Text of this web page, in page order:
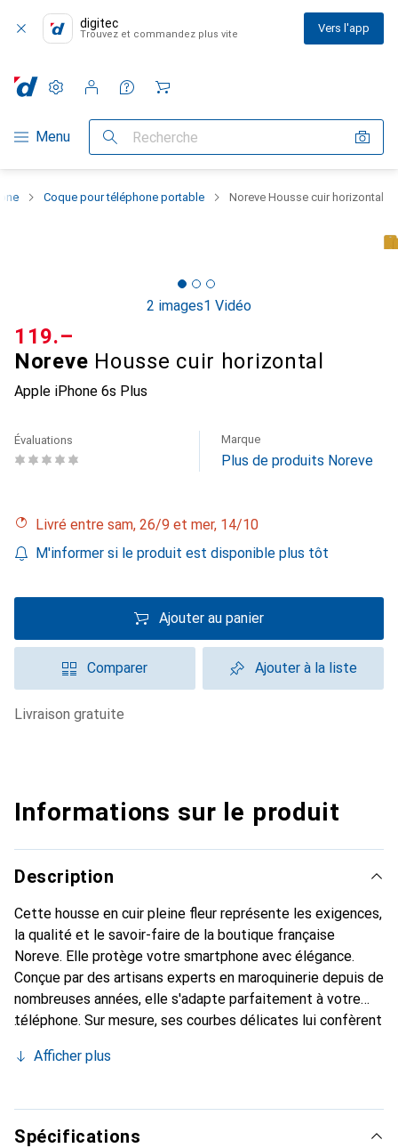
digitec
Trouvez et commandez plus vite Vers l'app
Navigation par catégorie
Menu Recherche
Paramètres
Compte client
Listes de comparaison
Listes d'envies
Panier
Coque pour téléphone portable Noreve Housse cuir horizontal
2 images1 Vidéo
Noreve Housse cuir horizontal
Apple iPhone 6s Plus
CHF
119.–
Évaluations Marque
Plus de produits Noreve
Livré entre sam, 26/9 et mer, 14/10
M'informer si le produit est disponible plus tôt
Ajouter au panier
Comparer Ajouter à la liste
livraison gratuite
Informations sur le produit
Description
Cette housse en cuir pleine fleur représente les exigences,
la qualité et le savoir-faire de la boutique française
Noreve. Elle protège votre smartphone avec élégance.
Conçue par des artisans experts en maroquinerie depuis de
nombreuses années, elle s'adapte parfaitement à votre
téléphone. Sur mesure, ses courbes délicates lui confèrent
et indispensable de votre smartphone. Reconnaître
marque Noreve est un choix sûr pour une clientèle
exigeante.
Afficher plus
Spécifications